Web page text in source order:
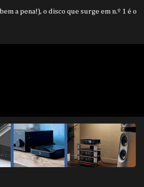
a pena!), o disco que surge em n.º 1 é o